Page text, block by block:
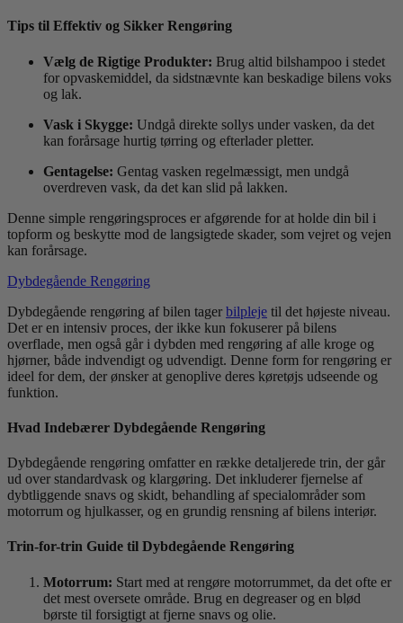
Tips til Effektiv og Sikker Rengøring
Vælg de Rigtige Produkter: Brug altid bilshampoo i stedet
for opvaskemiddel, da sidstnævnte kan beskadige bilens voks
og lak.
Vask i Skygge: Undgå direkte sollys under vasken, da det
kan forårsage hurtig tørring og efterlader pletter.
Gentagelse: Gentag vasken regelmæssigt, men undgå
overdreven vask, da det kan slid på lakken.
Denne simple rengøringsproces er afgørende for at holde din bil i
topform og beskytte mod de langsigtede skader, som vejret og vejen
kan forårsage.
Dybdegående Rengøring
Dybdegående rengøring af bilen tager bilpleje til det højeste niveau.
Det er en intensiv proces, der ikke kun fokuserer på bilens
overflade, men også går i dybden med rengøring af alle kroge og
hjørner, både indvendigt og udvendigt. Denne form for rengøring er
ideel for dem, der ønsker at genoplive deres køretøjs udseende og
funktion.
Hvad Indebærer Dybdegående Rengøring
Dybdegående rengøring omfatter en række detaljerede trin, der går
ud over standardvask og klargøring. Det inkluderer fjernelse af
dybtliggende snavs og skidt, behandling af specialområder som
motorrum og hjulkasser, og en grundig rensning af bilens interiør.
Trin-for-trin Guide til Dybdegående Rengøring
Motorrum: Start med at rengøre motorrummet, da det ofte er
det mest oversete område. Brug en degreaser og en blød
børste til forsigtigt at fjerne snavs og olie.